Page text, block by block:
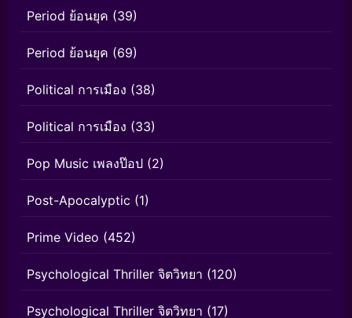
Period ย้อนยุค (39)
Period ย้อนยุค (69)
Political การเมือง (38)
Political การเมือง (33)
Pop Music เพลงป๊อป (2)
Post-Apocalyptic (1)
Prime Video (452)
Psychological Thriller จิตวิทยา (120)
Psychological Thriller จิตวิทยา (17)